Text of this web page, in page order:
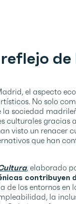
el aspecto
No solo
la sociedad
culturales gracias
visto un
que han
, elaborado
contribuyen
los entornos en
la